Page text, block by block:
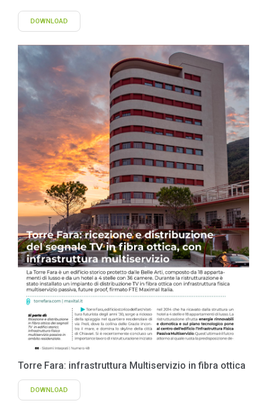
DOWNLOAD
Torre Fara: infrastruttura Multiservizio in fibra ottica
DOWNLOAD